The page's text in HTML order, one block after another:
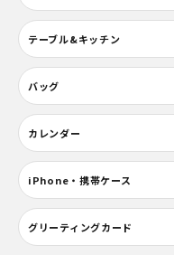
テーブル&キッチン
バッグ
カレンダー
iPhone・携帯ケース
グリーティングカード